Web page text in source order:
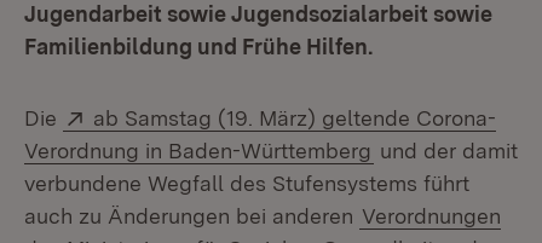
Jugendarbeit sowie Jugendsozialarbeit sowie
Familienbildung und Frühe Hilfen.
Die Extern:
ab Samstag (19. März) geltende Corona-
Verordnung in Baden-Württemberg (Öffnet in
und der damit
verbundene Wegfall des Stufensystems führt
auch zu Änderungen bei anderen Verordnungen